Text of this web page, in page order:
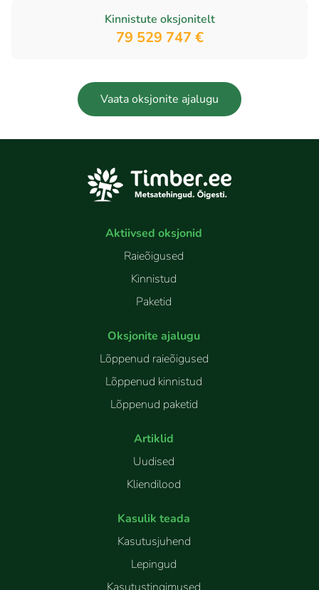
Kinnistute oksjonitelt
79 529 747 €
Vaata oksjonite ajalugu
Aktiivsed oksjonid
Raieõigused
Kinnistud
Paketid
Oksjonite ajalugu
Lõppenud raieõigused
Lõppenud kinnistud
Lõppenud paketid
Artiklid
Uudised
Kliendilood
Kasulik teada
Kasutusjuhend
Lepingud
Kasutustingimused